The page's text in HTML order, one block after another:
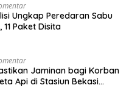
Ungkap Peredaran Sabu
Paket Disita
Jaminan bagi Korban
Api di Stasiun Bekasi